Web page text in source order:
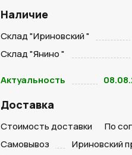
Наличие
Склад "Ириновский "
Склад "Янино "
Актуальность
Доставка
Стоимость доставки
По
Самовывоз
Ириновский